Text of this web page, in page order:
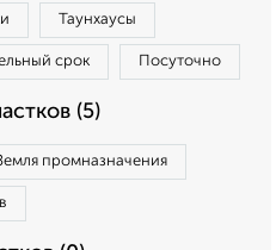
Таунхаусы
срок Посуточно
(5)
промназначения